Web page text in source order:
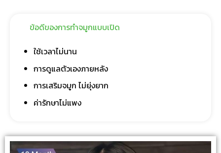
ข้อดีของการทำจมูกแบบเปิด
ใช้เวลาไม่นาน
การดูแลตัวเองภายหลัง
การเสริมจมูก ไม่ยุ่งยาก
ค่ารักษาไม่แพง